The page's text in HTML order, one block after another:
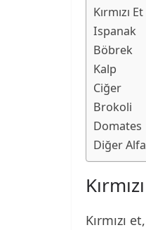
Kırmızı Et
Ispanak
Böbrek
Kalp
Ciğer
Brokoli
Domates
Diğer
Kırmızı